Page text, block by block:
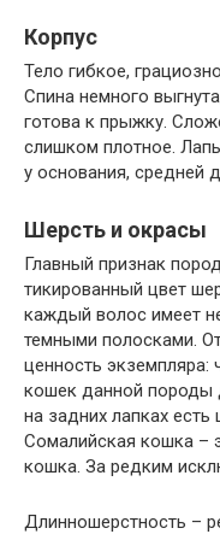
Корпус
Тело гибкое,
Спина немного
готова к прыжку.
слишком плотное.
у основания, средней
Шерсть и окрасы
Главный признак
тикированный цвет
каждый волос имеет
темными полосками.
ценность
кошек данной породы
на задних лапках
Сомалийская кошка –
кошка. За редким
Длинношерстность –